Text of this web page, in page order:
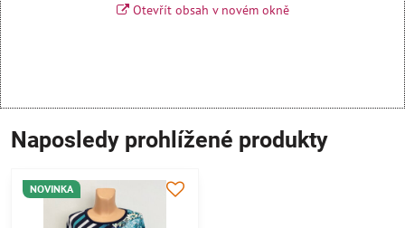
Otevřít obsah v novém okně
Naposledy prohlížené produkty
NOVINKA